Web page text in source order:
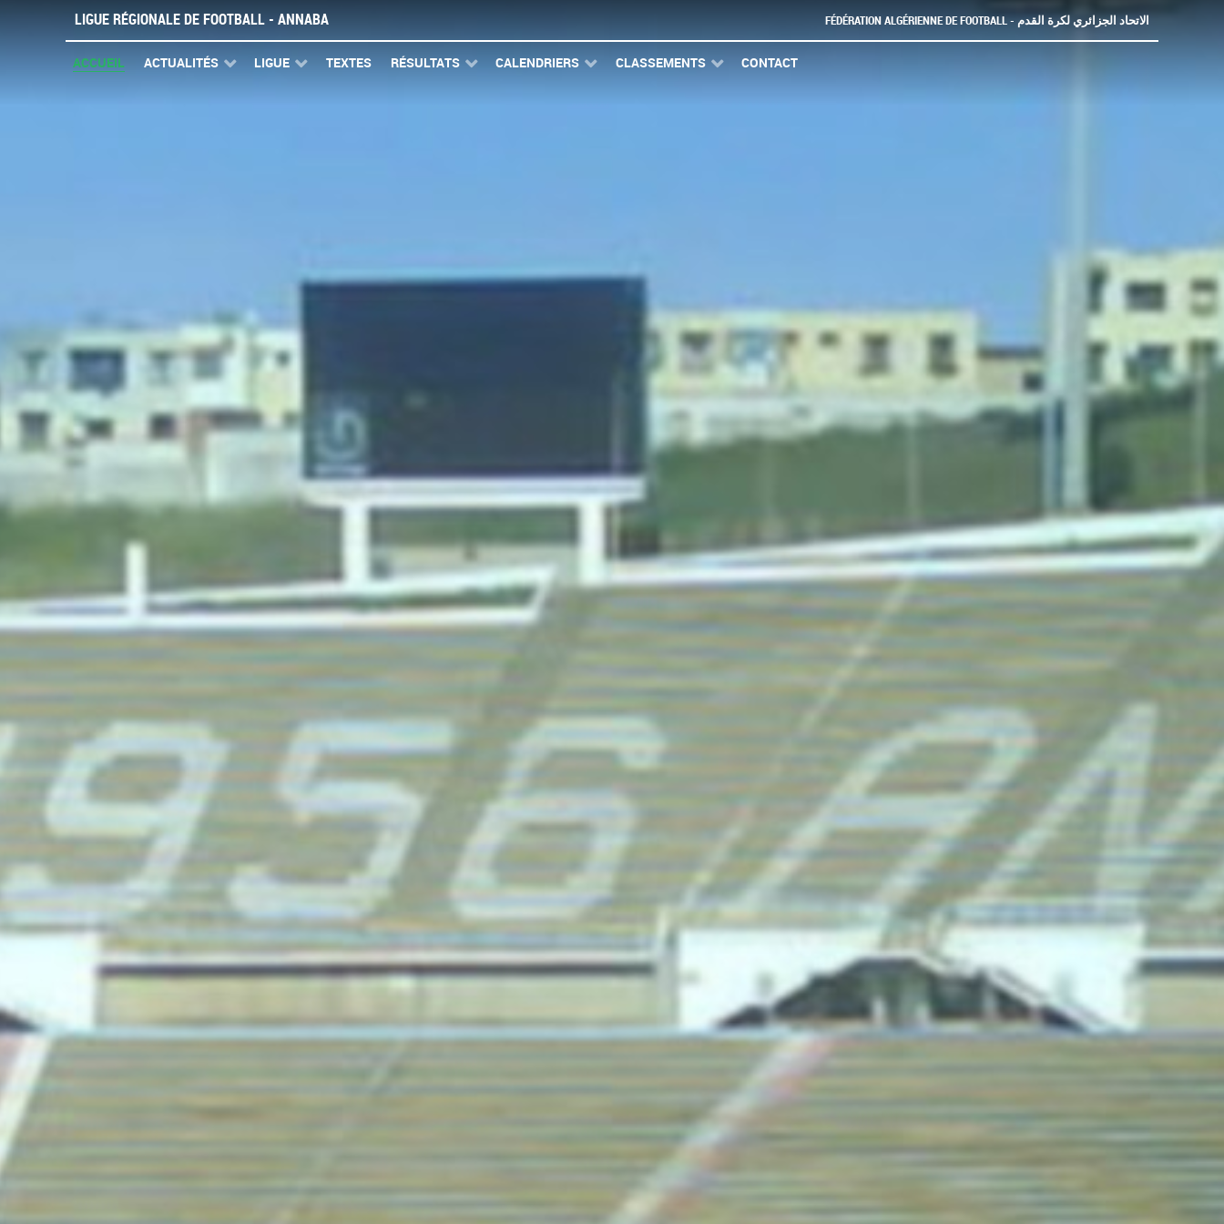
LIGUE RÉGIONALE DE FOOTBALL - ANNABA FÉDÉRATION ALGÉRIENNE DE FOOTBALL - الاتحاد الجزائري لكرة القدم
ACCUEIL ACTUALITÉS LIGUE TEXTES RÉSULTATS CALENDRIERS CLASSEMENTS CONTACT